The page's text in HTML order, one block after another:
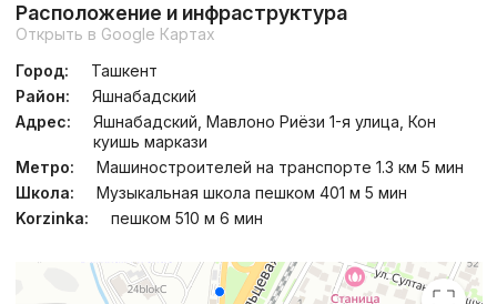
Расположение и инфраструктура
Открыть в Google Картах
Город:
Ташкент
Район:
Яшнабадский
Адрес:
Яшнабадский, Мавлоно Риёзи 1-я улица, Кон
куишь маркази
Метро:
Машиностроителей на транспорте 1.3 км 5 мин
Школа:
Музыкальная школа пешком 401 м 5 мин
Korzinka:
пешком 510 м 6 мин